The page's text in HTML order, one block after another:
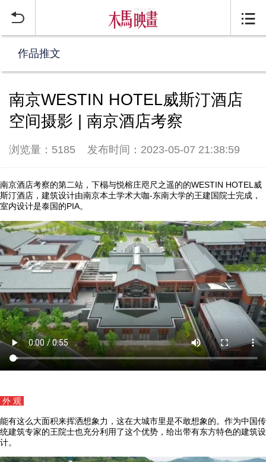
 
作品推文
南京WESTIN HOTEL威斯汀酒店
空间摄影 | 南京酒店考察
浏览量：5185 发布时间：2023-05-07 21:38:59
南京酒店考察的第二站，下榻与悦榕庄咫尺之遥的的WESTIN HOTEL威
斯汀酒店，建筑设计由南京本土学术大咖-东南大学的王建国院士完成，
室内设计是泰国的PIA。
外 观
能有这么大面积来挥洒想象力，这在大城市里是不敢想象的。作为中国传
统建筑专家的王院士也充分利用了这个优势，给出带有东方特色的建筑设
计。